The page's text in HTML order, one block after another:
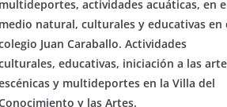
multideportes, actividades acuáticas, en
medio natural, culturales y educativas en
Juan Caraballo. Actividades
educativas, iniciación a las
y multideportes en la Villa del
y las Artes.